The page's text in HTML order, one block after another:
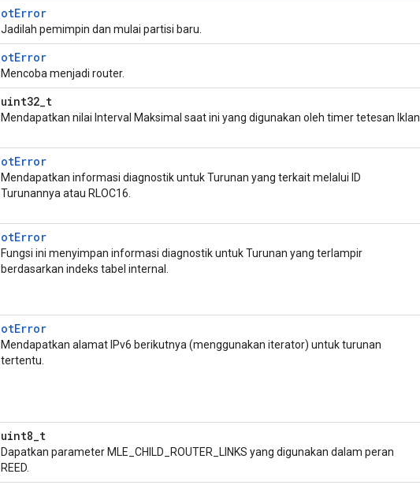
otError
Jadilah pemimpin dan mulai partisi baru.
otError
Mencoba menjadi router.
uint32_t
Mendapatkan nilai Interval Maksimal saat ini yang digunakan oleh timer tetesan Iklan.
otError
Mendapatkan informasi diagnostik untuk Turunan yang terkait melalui ID
Turunannya atau RLOC16.
otError
Fungsi ini menyimpan informasi diagnostik untuk Turunan yang terlampir
berdasarkan indeks tabel internal.
otError
Mendapatkan alamat IPv6 berikutnya (menggunakan iterator) untuk turunan
tertentu.
uint8_t
Dapatkan parameter MLE_CHILD_ROUTER_LINKS yang digunakan dalam peran
REED.